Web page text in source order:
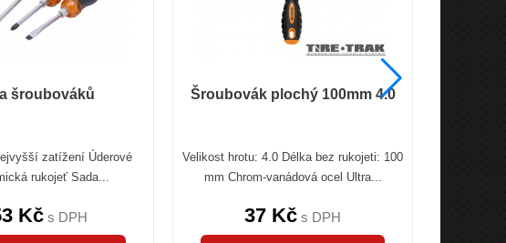
šroubováků
zatížení Úderové
rukojeť Sada...
Kčs DPH
Šroubovák plochý 100mm 4.0
Velikost hrotu: 4.0 Délka bez rukojeti: 100
mm Chrom-vanádová ocel Ultra...
37 Kč s DPH